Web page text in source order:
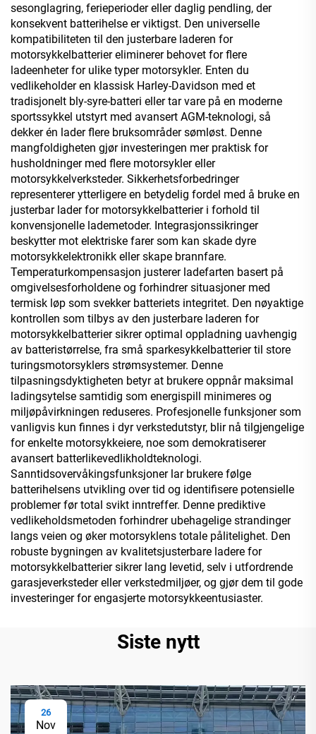
sesonglagring, ferieperioder eller daglig pendling, der
konsekvent batterihelse er viktigst. Den universelle
kompatibiliteten til den justerbare laderen for
motorsykkelbatterier eliminerer behovet for flere
ladeenheter for ulike typer motorsykler. Enten du
vedlikeholder en klassisk Harley-Davidson med et
tradisjonelt bly-syre-batteri eller tar vare på en moderne
sportssykkel utstyrt med avansert AGM-teknologi, så
dekker én lader flere bruksområder sømløst. Denne
mangfoldigheten gjør investeringen mer praktisk for
husholdninger med flere motorsykler eller
motorsykkelverksteder. Sikkerhetsforbedringer
representerer ytterligere en betydelig fordel med å bruke en
justerbar lader for motorsykkelbatterier i forhold til
konvensjonelle lademetoder. Integrasjonssikringer
beskytter mot elektriske farer som kan skade dyre
motorsykkelektronikk eller skape brannfare.
Temperaturkompensasjon justerer ladefarten basert på
omgivelsesforholdene og forhindrer situasjoner med
termisk løp som svekker batteriets integritet. Den nøyaktige
kontrollen som tilbys av den justerbare laderen for
motorsykkelbatterier sikrer optimal oppladning uavhengig
av batteristørrelse, fra små sparkesykkelbatterier til store
turingsmotorsyklers strømsystemer. Denne
tilpasningsdyktigheten betyr at brukere oppnår maksimal
ladingsytelse samtidig som energispill minimeres og
miljøpåvirkningen reduseres. Profesjonelle funksjoner som
vanligvis kun finnes i dyr verkstedutstyr, blir nå tilgjengelige
for enkelte motorsykkeiere, noe som demokratiserer
avansert batterlikevedlikholdteknologi.
Sanntidsovervåkingsfunksjoner lar brukere følge
batterihelsens utvikling over tid og identifisere potensielle
problemer før total svikt inntreffer. Denne prediktive
vedlikeholdsmetoden forhindrer ubehagelige strandinger
langs veien og øker motorsyklens totale pålitelighet. Den
robuste bygningen av kvalitetsjusterbare ladere for
motorsykkelbatterier sikrer lang levetid, selv i utfordrende
garasjeverksteder eller verkstedmiljøer, og gjør dem til gode
investeringer for engasjerte motorsykkeentusiaster.
Siste nytt
26
Nov